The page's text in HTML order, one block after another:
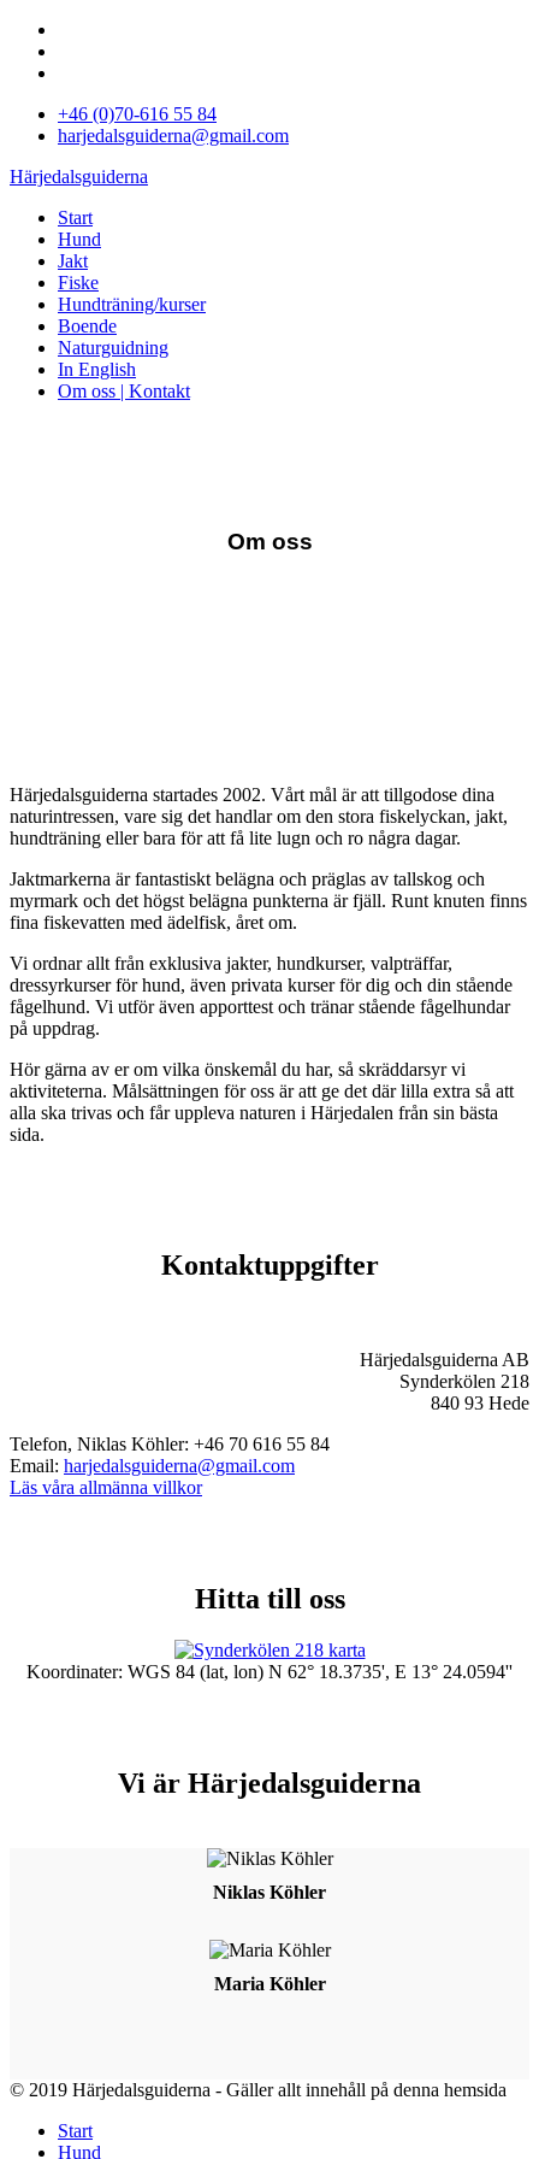
+46 (0)70-616 55 84
harjedalsguiderna@gmail.com
Härjedalsguiderna
Start
Hund
Jakt
Fiske
Hundträning/kurser
Boende
Naturguidning
In English
Om oss | Kontakt
Om oss
Härjedalsguiderna startades 2002. Vårt mål är att tillgodose dina
naturintressen, vare sig det handlar om den stora fiskelyckan, jakt,
hundträning eller bara för att få lite lugn och ro några dagar.
Jaktmarkerna är fantastiskt belägna och präglas av tallskog och
myrmark och det högst belägna punkterna är fjäll. Runt knuten finns
fina fiskevatten med ädelfisk, året om.
Vi ordnar allt från exklusiva jakter, hundkurser, valpträffar,
dressyrkurser för hund, även privata kurser för dig och din stående
fågelhund. Vi utför även apporttest och tränar stående fågelhundar
på uppdrag.
Hör gärna av er om vilka önskemål du har, så skräddarsyr vi
aktiviteterna. Målsättningen för oss är att ge det där lilla extra så att
alla ska trivas och får uppleva naturen i Härjedalen från sin bästa
sida.
Kontaktuppgifter
Härjedalsguiderna AB
Synderkölen 218
840 93 Hede
Telefon, Niklas Köhler: +46 70 616 55 84
Email: harjedalsguiderna@gmail.com
Läs våra allmänna villkor
Hitta till oss
Koordinater: WGS 84 (lat, lon) N 62° 18.3735', E 13° 24.0594''
Vi är Härjedalsguiderna
Niklas Köhler
Maria Köhler
© 2019 Härjedalsguiderna - Gäller allt innehåll på denna hemsida
Start
Hund